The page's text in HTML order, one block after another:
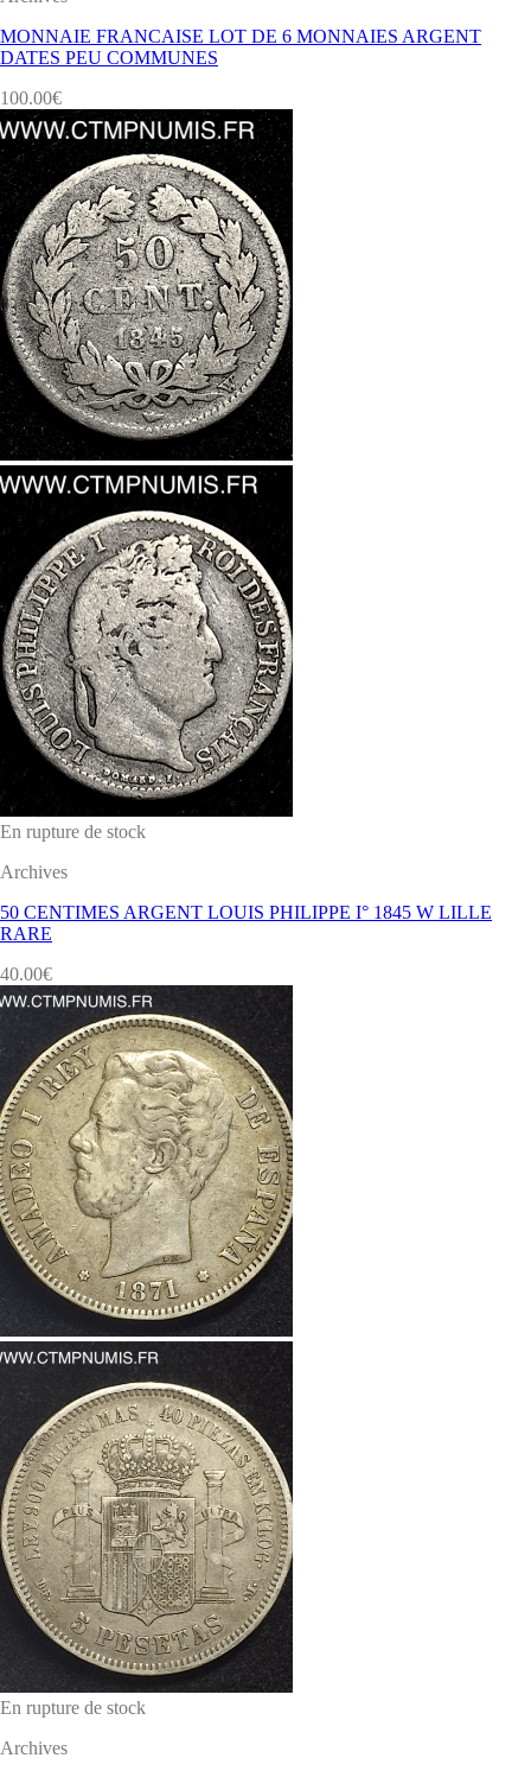
MONNAIE FRANCAISE LOT DE 6 MONNAIES ARGENT
DATES PEU COMMUNES
100.00€
En rupture de stock
Archives
50 CENTIMES ARGENT LOUIS PHILIPPE I° 1845 W LILLE
RARE
40.00€
En rupture de stock
Archives